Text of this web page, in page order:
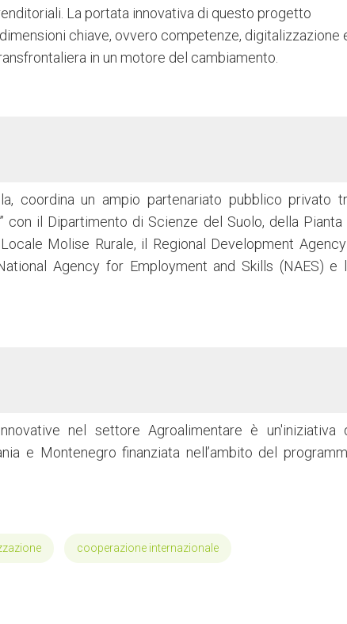
La portata innovativa di questo progetto
chiave, ovvero competenze, digitalizzazione
in un motore del cambiamento.
coordina un ampio partenariato pubblico privato
con il Dipartimento di Scienze del Suolo, della Pianta
Molise Rurale, il Regional Development
Agency for Employment and Skills (NAES) e
nel settore Agroalimentare è un'iniziativa
e Montenegro finanziata nell’ambito del
cooperazione internazionale